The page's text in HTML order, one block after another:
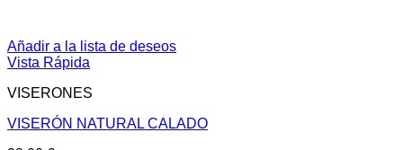
Añadir a la lista de deseos
Vista Rápida
VISERONES
VISERÓN NATURAL CALADO